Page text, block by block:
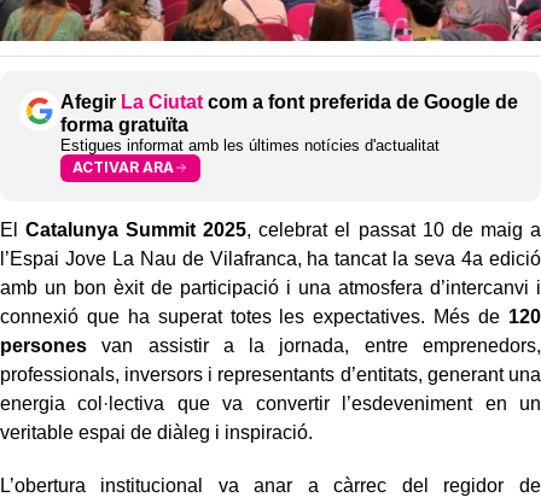
Afegir La Ciutat com a font preferida de Google de
forma gratuïta
Estigues informat amb les últimes notícies d'actualitat
ACTIVAR ARA
ElCatalunya Summit 2025, celebrat el passat 10 de maig a
l’Espai Jove La Nau de Vilafranca, ha tancat la seva 4a edició
amb un bon èxit de participació i una atmosfera d’intercanvi i
connexió que ha superat totes les expectatives. Més de 120
persones van assistir a la jornada, entre emprenedors,
professionals, inversors i representants d’entitats, generant una
energia col·lectiva que va convertir l’esdeveniment en un
veritable espai de diàleg i inspiració.
L’obertura institucional va anar a càrrec del regidor de